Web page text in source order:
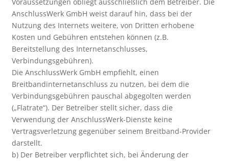
AnschlussWerk GmbH weist darauf hin, dass bei der
Nutzung des Internets weitere, von Dritten erhobene
Kosten und Gebühren entstehen können (z.B.
Bereitstellung des Internetanschlusses,
Verbindungsgebühren).
Die AnschlussWerk GmbH empfiehlt, einen
Breitbandinternetanschluss zu nutzen, bei dem die
Verbindungsgebühren pauschal abgegolten werden
(„Flatrate“). Der Betreiber stellt sicher, dass die
Verwendung der AnschlussWerk-Dienste keine
Vertragsverletzung gegenüber seinem Breitband-Provider
darstellt.
b) Der Betreiber verpflichtet sich, bei Änderung der